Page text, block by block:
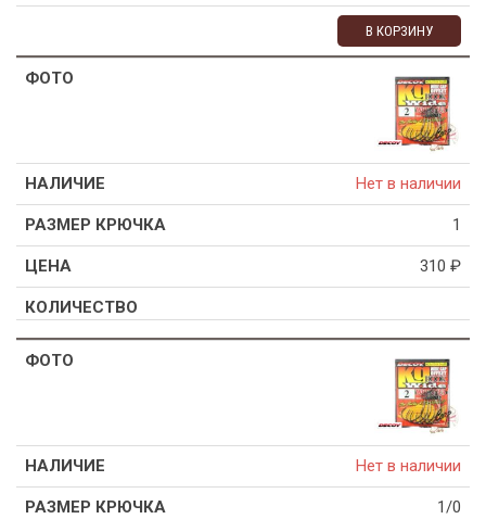
В КОРЗИНУ
Нет в наличии
1
310 ₽
Нет в наличии
1/0